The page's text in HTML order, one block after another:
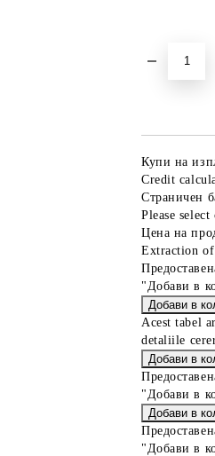
Купи на
Credit
Страничен
Please
Цена на
Extraction
"Добави в
Acest tabel
detaliile
"Добави в
"Добави в